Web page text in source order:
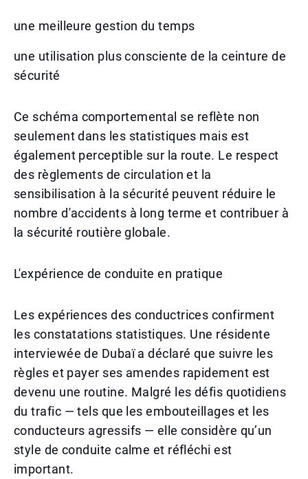
une meilleure gestion du temps
une utilisation plus consciente de la ceinture de
sécurité
Ce schéma comportemental se reflète non
seulement dans les statistiques mais est
également perceptible sur la route. Le respect
des règlements de circulation et la
sensibilisation à la sécurité peuvent réduire le
nombre d'accidents à long terme et contribuer à
la sécurité routière globale.
L'expérience de conduite en pratique
Les expériences des conductrices confirment
les constatations statistiques. Une résidente
interviewée de Dubaï a déclaré que suivre les
règles et payer ses amendes rapidement est
devenu une routine. Malgré les défis quotidiens
du trafic — tels que les embouteillages et les
conducteurs agressifs — elle considère qu’un
style de conduite calme et réfléchi est
important.